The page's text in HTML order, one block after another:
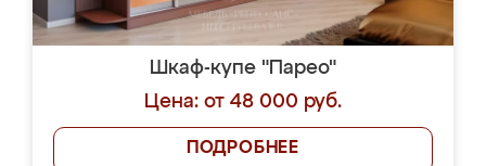
Шкаф-купе "Парео"
Цена: от 48 000 руб.
ПОДРОБНЕЕ